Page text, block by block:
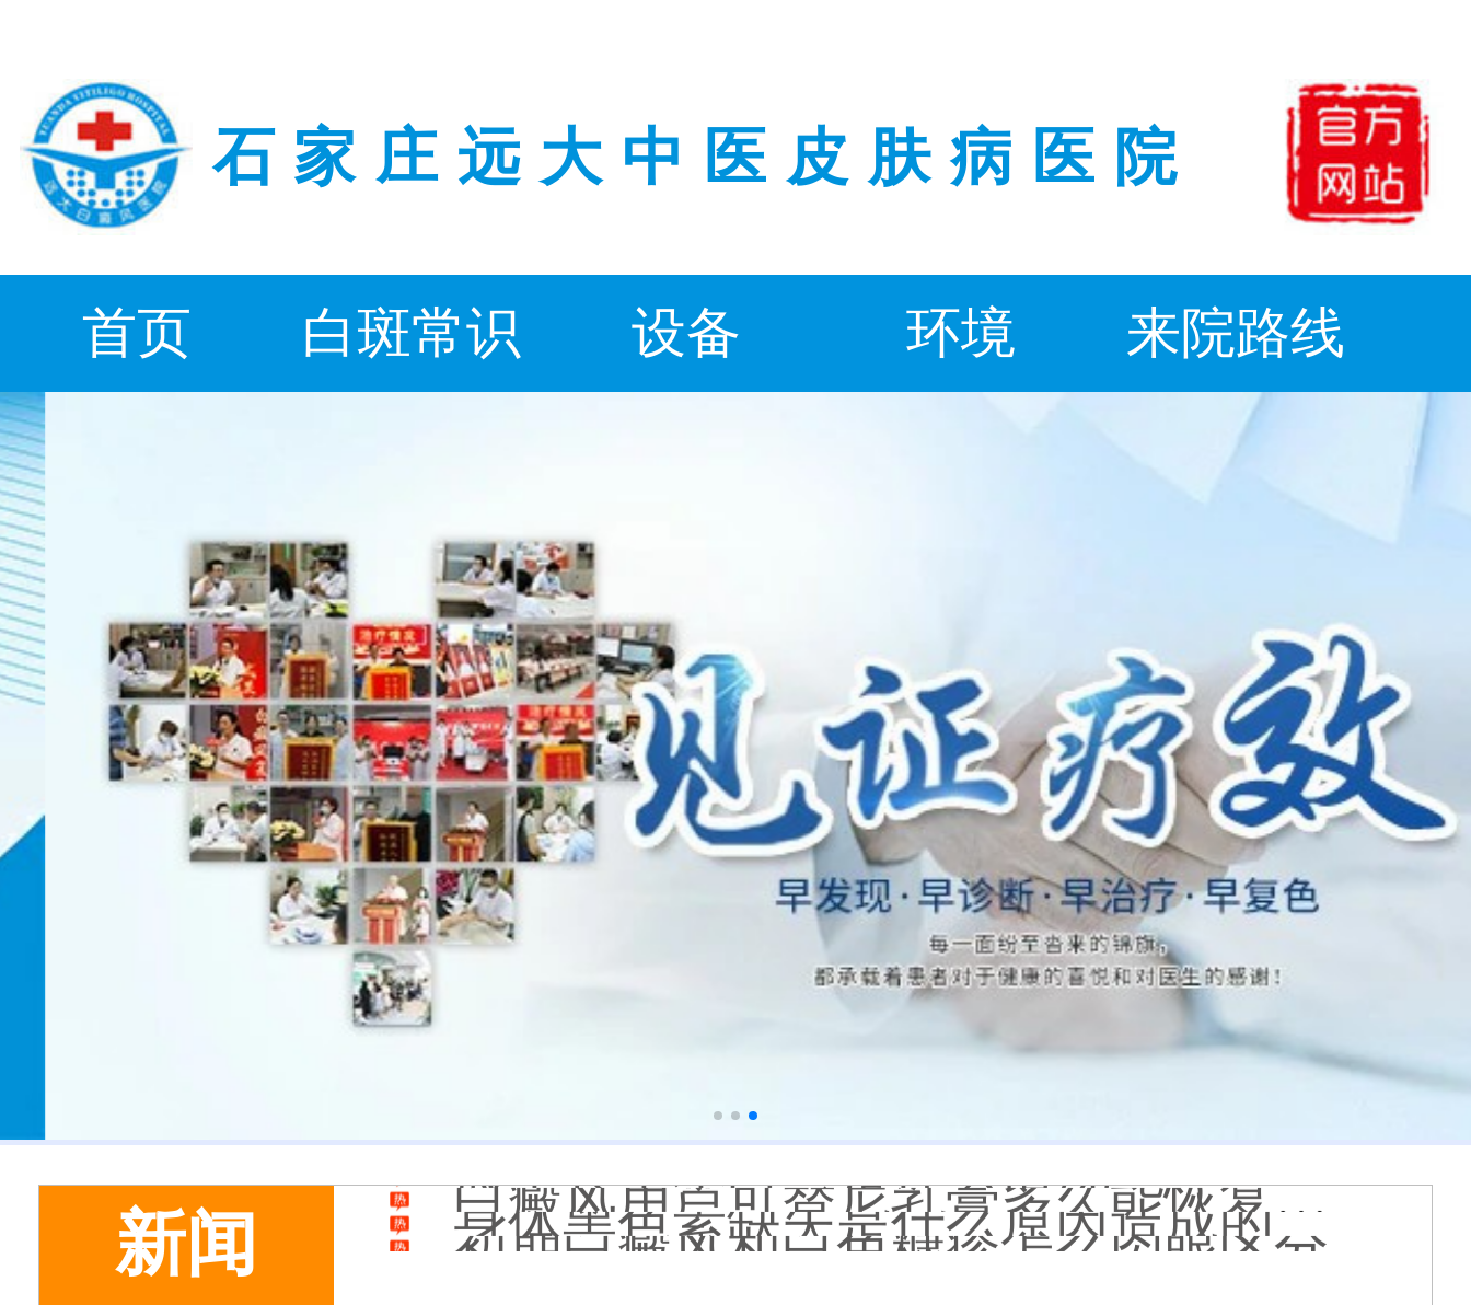
石家庄远大中医皮肤病医院
首页 白斑常识 设备 环境 来院路线
新闻
白癜风长期用激素药膏会有副作用吗
伍德灯结果显示亮白色荧光代表什么意思
脸上长了小白点是什么情况
白癜风用芦可替尼乳膏多久能恢复正常色
身体黑色素缺失是什么原因造成的
初期白癜风和白色糠疹怎么肉眼区分
石家庄远大中医皮肤病医院看白斑好吗
他克莫司能涂在嘴唇周围的白斑上吗
初期白癜风怎么治疗好得快